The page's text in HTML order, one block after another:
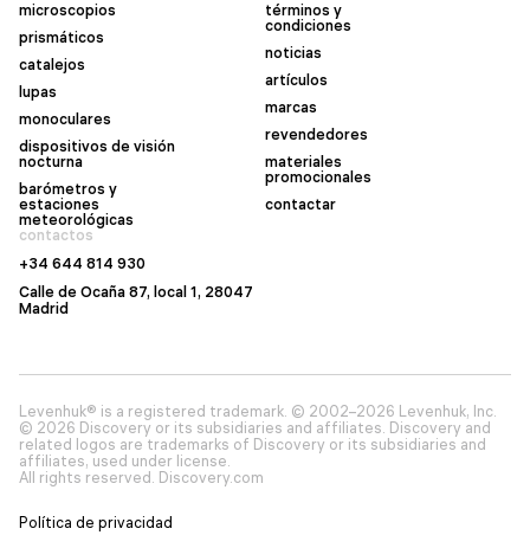
microscopios
prismáticos
catalejos
lupas
monoculares
dispositivos de visión
nocturna
barómetros y
estaciones
meteorológicas
términos y
condiciones
noticias
artículos
marcas
revendedores
materiales
promocionales
contactar
contactos
+34 644 814 930
Calle de Ocaña 87, local 1, 28047
Madrid
Levenhuk® is a registered trademark. © 2002–2026 Levenhuk, Inc.
© 2026 Discovery or its subsidiaries and affiliates. Discovery and
related logos are trademarks of Discovery or its subsidiaries and
affiliates, used under license.
All rights reserved. Discovery.com
Política de privacidad